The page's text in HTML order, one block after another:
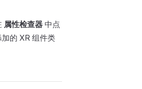
属性检查器 中点
的 XR 组件类